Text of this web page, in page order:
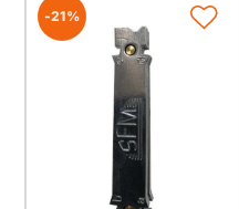
-21%